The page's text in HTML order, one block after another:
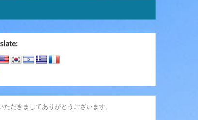
ただきましてありがとうございます。